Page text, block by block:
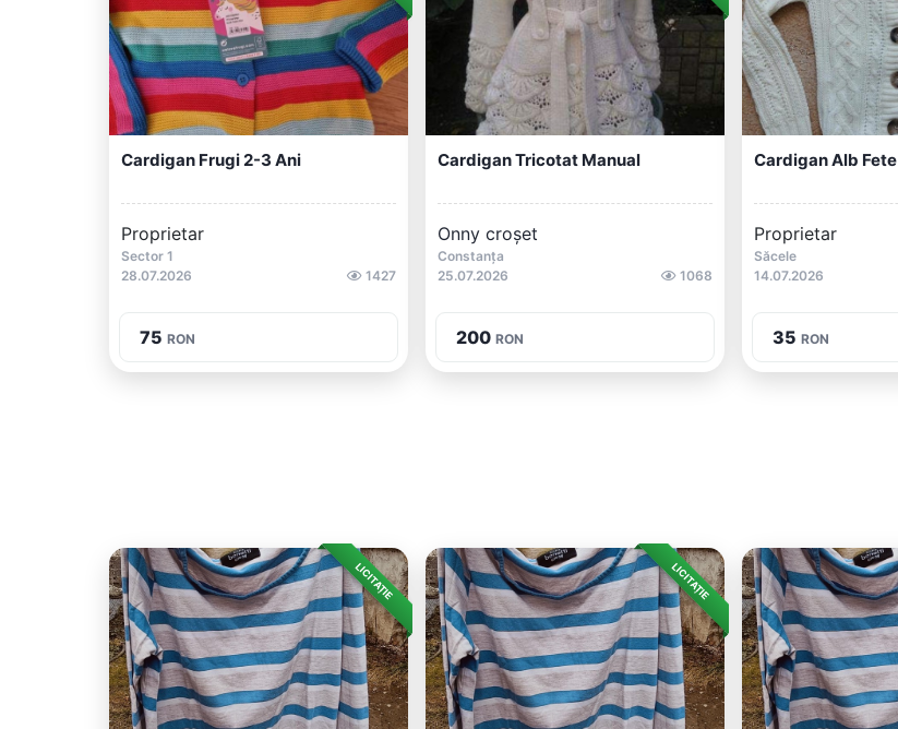
Cardigan Frugi 2-3 Ani
Proprietar
Sector 1
28.07.2026
1427
75 RON
Cardigan Tricotat Manual
Onny croșet
Constanța
25.07.2026
1068
200 RON
Cardigan Alb Fete
Proprietar
Săcele
14.07.2026
35 RON
LICITAȚIE LICITAȚIE